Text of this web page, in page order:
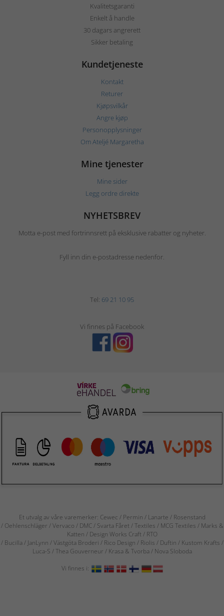
Kvalitetsgaranti
Enkelt å handle
30 dagars angrerett
Sikker betaling
Kundetjeneste
Kontakt
Returer
Kjøpsvilkår
Angre kjøp
Personopplysninger
Om Ateljé Margaretha
Mine tjenester
Mine sider
Legg ordre direkte
NYHETSBREV
Motta e-post med fortrinnsrett på eksklusive rabatter og nyheter.
Fyll inn din e-postadresse nedenfor.
Tel: 69 21 10 95
Vi finnes på Facebook
Et utvalg av våre varemerker: Cewec / Permin / Lanarte / Rosenstand
/ Oehlenschläger / Vervaco / DMC / Svarta Fåret / Textiles / MCG Textiles / Marks &
Katten / Design Works Craft / RTO
/ Bucilla / JanLynn / Västgöta Broderi / Rico Design / Riolis / Duftin / Kustom Krafts /
Luca-S / Thea Gouverneur / Krasa & Tvorba / Nova Sloboda
Vi finnes i: